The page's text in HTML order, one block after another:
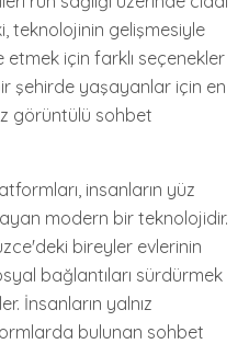
teknolojinin gelişmesiyle
etmek için farklı seçenekler
şehirde yaşayanlar için en
görüntülü sohbet
insanların yüz
modern bir teknolojidir.
bireyler evlerinin
bağlantıları sürdürmek
İnsanların yalnız
bulunan sohbet